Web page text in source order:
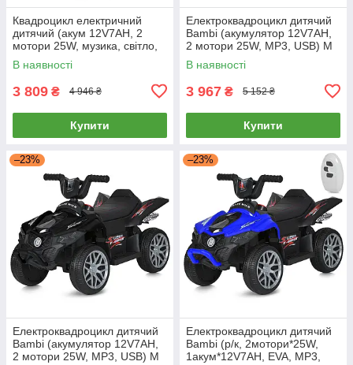
Квадроцикл електричний
дитячий (акум 12V7AH, 2
мотори 25W, музика, світло,
EVA) Bambi M 5730EL-3
Червоний
В наявності
3 809 ₴ 4 946 ₴
Купити
Електроквадроцикл дитячий
Bambi (акумулятор 12V7AH,
2 мотори 25W, MP3, USB) M
6181EL-3 Червоний
В наявності
3 967 ₴ 5 152 ₴
Купити
–23%
Електроквадроцикл дитячий
Bambi (акумулятор 12V7AH,
2 мотори 25W, MP3, USB) M
–23%
Електроквадроцикл дитячий
Bambi (р/к, 2мотори*25W,
1акум*12V7AH, EVA, MP3,